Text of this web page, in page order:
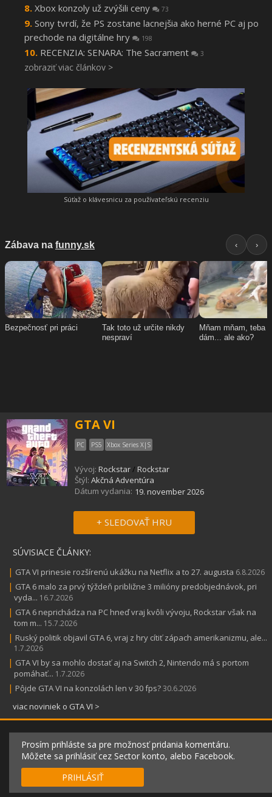
Xbox konzoly už zvýšili ceny 73
Sony tvrdí, že PS zostane lacnejšia ako herné PC aj po
prechode na digitálne hry
198
RECENZIA: SENARA: The Sacrament 3
zobraziť viac článkov >
Súťaž o klávesnicu za používateľskú recenziu
GTA VI
PC PS5 Xbox Series X|S
Vývoj: Rockstar / Rockstar
Štýl: Akčná Adventúra
Dátum vydania: 19. november 2026
+ SLEDOVAŤ HRU
SÚVISIACE ČLÁNKY:
| GTA VI prinesie rozšírenú ukážku na Netflix a to 27. augusta 6.8.2026
| GTA 6 malo za prvý týždeň približne 3 milióny predobjednávok, pri
vyda... 16.7.2026
| GTA 6 neprichádza na PC hneď vraj kvôli vývoju, Rockstar však na
tom m... 15.7.2026
| Ruský politik objavil GTA 6, vraj z hry cítiť zápach amerikanizmu, ale...
1.7.2026
| GTA VI by sa mohlo dostať aj na Switch 2, Nintendo má s portom
pomáhať... 1.7.2026
| Pôjde GTA VI na konzolách len v 30 fps?30.6.2026
viac noviniek o GTA VI >
Prosím prihláste sa pre možnosť pridania komentáru.
Môžete sa prihlásiť cez Sector konto, alebo Facebook.
PRIHLÁSIŤ